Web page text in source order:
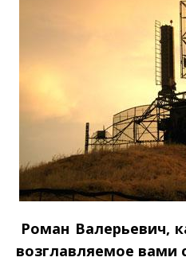
Роман Валерьевич,
возглавляемое вами